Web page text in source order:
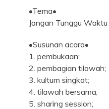
•Tema•
Jangan Tunggu
•Susunan acara•
1. pembukaan;
2. pembagian tilawah;
3. kultum singkat;
4. tilawah bersama;
5. sharing session;